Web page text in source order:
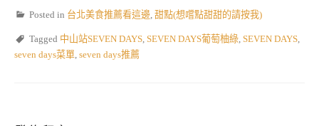
Posted in 台北美食推薦看這邊, 甜點(想嚐點甜甜的請按我)
Tagged 中山站SEVEN DAYS, SEVEN DAYS葡萄柚綠, SEVEN DAYS,
seven days菜單, seven days推薦